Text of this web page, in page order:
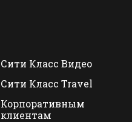
Сити Класс Видео
Сити Класс Travel
Корпоративным
клиентам